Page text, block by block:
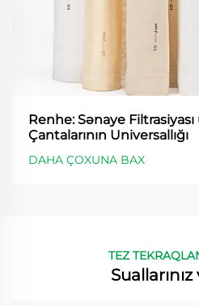
Renhe: Sənaye
Çantalarının Universallığı
DAHA ÇOXUNA BAX
TEZ